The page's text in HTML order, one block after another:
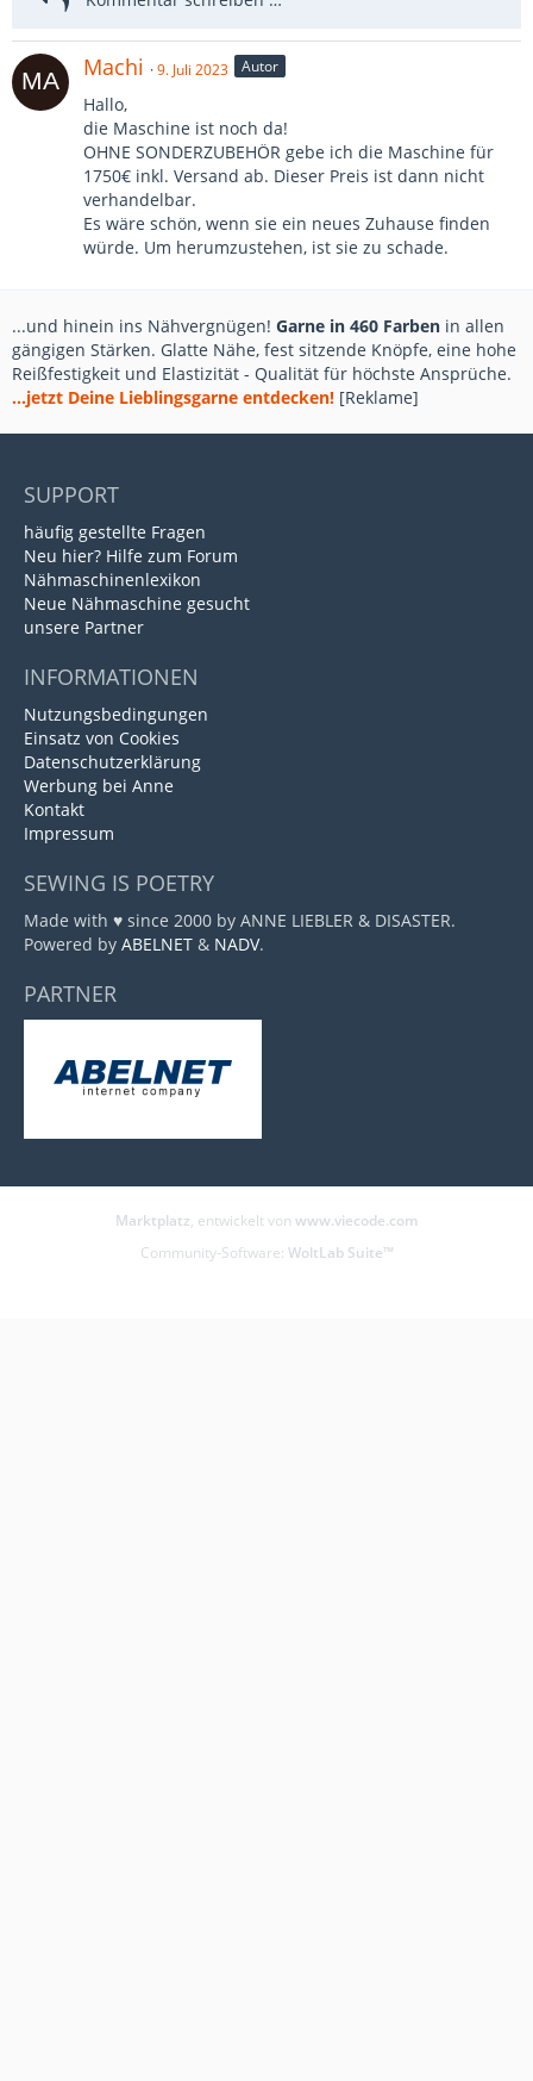
Machi 9. Juli 2023 Autor
Hallo,
die Maschine ist noch da!
OHNE SONDERZUBEHÖR gebe ich die Maschine für
1750€ inkl. Versand ab. Dieser Preis ist dann nicht
verhandelbar.
Es wäre schön, wenn sie ein neues Zuhause finden
würde. Um herumzustehen, ist sie zu schade.
...und hinein ins Nähvergnügen! Garne in 460 Farben in allen
gängigen Stärken. Glatte Nähe, fest sitzende Knöpfe, eine hohe
Reißfestigkeit und Elastizität - Qualität für höchste Ansprüche.
...jetzt Deine Lieblingsgarne entdecken! [Reklame]
SUPPORT
häufig gestellte Fragen
Neu hier? Hilfe zum Forum
Nähmaschinenlexikon
Neue Nähmaschine gesucht
unsere Partner
INFORMATIONEN
Nutzungsbedingungen
Einsatz von Cookies
Datenschutzerklärung
Werbung bei Anne
Kontakt
Impressum
SEWING IS POETRY
Made with ♥ since 2000 by ANNE LIEBLER & DISASTER.
Powered by ABELNET & NADV.
PARTNER
Marktplatz, entwickelt von www.viecode.com
Community-Software: WoltLab Suite™